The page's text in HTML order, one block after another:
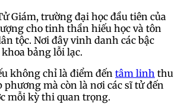
Giám, trường đại học đầu tiên của
cho tinh thần hiếu học và tôn
tộc. Nơi đây vinh danh các bậc
bảng lỗi lạc.
không chỉ là điểm đến tâm linh thu
mà còn là nơi các sĩ tử đến
mỗi kỳ thi quan trọng.